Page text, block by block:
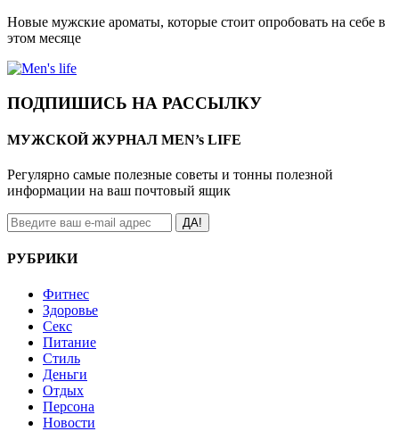
Новые мужские ароматы, которые стоит опробовать на себе в
этом месяце
ПОДПИШИСЬ НА РАССЫЛКУ
МУЖСКОЙ ЖУРНАЛ MEN’s LIFE
Регулярно самые полезные советы и тонны полезной
информации на ваш почтовый ящик
ДА!
РУБРИКИ
Фитнес
Здоровье
Секс
Питание
Стиль
Деньги
Отдых
Персона
Новости